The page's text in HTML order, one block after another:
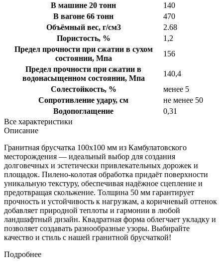
В машине 20 тонн
140
В вагоне 66 тонн
470
Объёмный вес, г/см3
2.68
Пористость, %
1,2
Предел прочности при сжатии в сухом
состоянии, Мпа
156
Предел прочности при сжатии в
водонасыщенном состоянии, Мпа
140,4
Солестойкость, %
менее 5
Сопротивление удару, см
не менее 50
Водопоглащение
0,31
Все характеристики
Описание
Гранитная брусчатка 100х100 мм из Камбулатовского
месторождения — идеальный выбор для создания
долговечных и эстетически привлекательных дорожек и
площадок. Пилено-колотая обработка придаёт поверхности
уникальную текстуру, обеспечивая надёжное сцепление и
предотвращая скольжение. Толщина 50 мм гарантирует
прочность и устойчивость к нагрузкам, а коричневый оттенок
добавляет природной теплоты и гармонии в любой
ландшафтный дизайн. Квадратная форма облегчает укладку и
позволяет создавать разнообразные узоры. Выбирайте
качество и стиль с нашей гранитной брусчаткой!
Подробнее